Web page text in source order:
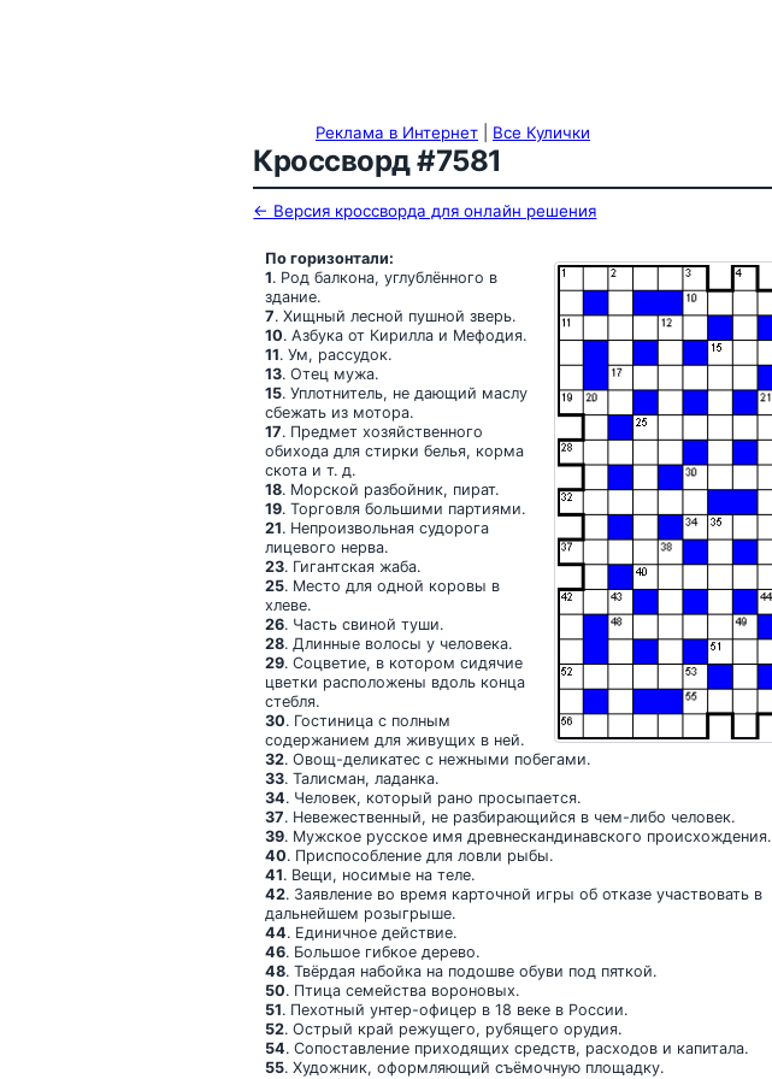
Реклама в Интернет Все Кулички
Кроссворд #7581
← Версия кроссворда для онлайн решения
По горизонтали:
1. Род балкона, углублённого в
здание.
7. Хищный лесной пушной зверь.
10. Азбука от Кирилла и Мефодия.
11. Ум, рассудок.
13. Отец мужа.
15. Уплотнитель, не дающий маслу
сбежать из мотора.
17. Предмет хозяйственного
обихода для стирки белья, корма
скота и т. д.
18. Морской разбойник, пират.
19. Торговля большими партиями.
21. Непроизвольная судорога
лицевого нерва.
23. Гигантская жаба.
25. Место для одной коровы в
хлеве.
26. Часть свиной туши.
28. Длинные волосы у человека.
29. Соцветие, в котором сидячие
цветки расположены вдоль конца
стебля.
30. Гостиница с полным
содержанием для живущих в ней.
32. Овощ-деликатес с нежными побегами.
33. Талисман, ладанка.
34. Человек, который рано просыпается.
37. Невежественный, не разбирающийся в чем-либо человек.
39. Мужское русское имя древнескандинавского происхождения.
40. Приспособление для ловли рыбы.
41. Вещи, носимые на теле.
42. Заявление во время карточной игры об отказе участвовать в
дальнейшем розыгрыше.
44. Единичное действие.
46. Большое гибкое дерево.
48. Твёрдая набойка на подошве обуви под пяткой.
50. Птица семейства вороновых.
51. Пехотный унтер-офицер в 18 веке в России.
52. Острый край режущего, рубящего орудия.
54. Сопоставление приходящих средств, расходов и капитала.
55. Художник, оформляющий съёмочную площадку.